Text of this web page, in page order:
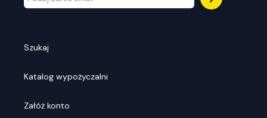
Szukaj
Katalog wypożyczalni
Załóż konto